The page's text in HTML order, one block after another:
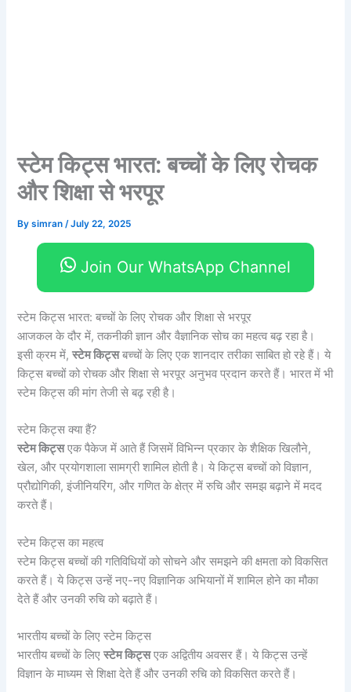
स्टेम किट्स भारत: बच्चों के लिए रोचक
और शिक्षा से भरपूर
Bysimran/July 22, 2025
Join Our WhatsApp Channel
स्टेम किट्स भारत: बच्चों के लिए रोचक और शिक्षा से भरपूर
आजकल के दौर में, तकनीकी ज्ञान और वैज्ञानिक सोच का महत्व बढ़ रहा है।
इसी क्रम में,स्टेम किट्सबच्चों के लिए एक शानदार तरीका साबित हो रहे हैं। ये
किट्स बच्चों को रोचक और शिक्षा से भरपूर अनुभव प्रदान करते हैं। भारत में भी
स्टेम किट्स की मांग तेजी से बढ़ रही है।
स्टेम किट्स क्या हैं?
स्टेम किट्सएक पैकेज में आते हैं जिसमें विभिन्न प्रकार के शैक्षिक खिलौने,
खेल, और प्रयोगशाला सामग्री शामिल होती है। ये किट्स बच्चों को विज्ञान,
प्रौद्योगिकी, इंजीनियरिंग, और गणित के क्षेत्र में रुचि और समझ बढ़ाने में मदद
करते हैं।
स्टेम किट्स का महत्व
स्टेम किट्स बच्चों की गतिविधियों को सोचने और समझने की क्षमता को विकसित
करते हैं। ये किट्स उन्हें नए-नए विज्ञानिक अभियानों में शामिल होने का मौका
देते हैं और उनकी रुचि को बढ़ाते हैं।
भारतीय बच्चों के लिए स्टेम किट्स
भारतीय बच्चों के लिएस्टेम किट्सएक अद्वितीय अवसर हैं। ये किट्स उन्हें
विज्ञान के माध्यम से शिक्षा देते हैं और उनकी रुचि को विकसित करते हैं।